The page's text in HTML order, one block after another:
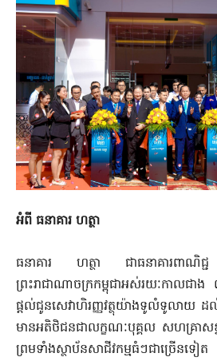
អំពី ធនាគារ ហត្ថា
ធនាគារ ហត្ថា ជាធនាគារពាណិជ្ជ
ព្រះរាជាណាចក្រកម្ពុជាអស់រយៈកាលជ
ផ្តល់ជូនសេវាហិរញ្ញវត្ថុយ៉ាងទូលំទូលាយ
មានអតិថិជនជាលក្ខណៈបុគ្គល សហគ្រាស
ព្រមទាំងស្ថាប័នសាជីវកម្មធំៗជាច្រើន